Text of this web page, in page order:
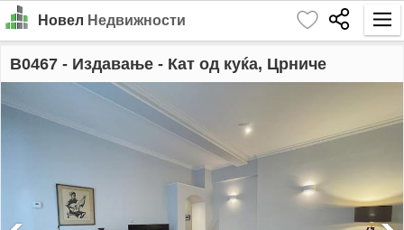
Новел Недвижности
Почетна
Издавање
За Нас
B0467 - Издавање - Кат од куќа, Црниче